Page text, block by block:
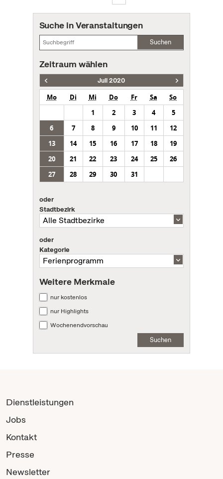
Suche in Veranstaltungen
Suchen
Zeitraum wählen
Juli 2020
Mo Di Mi Do Fr Sa
So
1
2 3 4
5
6
7 8 9 10 11
12
13
14 15 16 17 18
19
20
21 22 23 24 25
26
27
28 29 30 31
oder
Stadtbezirk
oder
Kategorie
Weitere Merkmale
nur kostenlos
nur Highlights
Wochenendvorschau
Suchen
Dienstleistungen
Jobs
Kontakt
Presse
Newsletter